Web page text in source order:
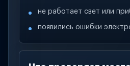
не работает свет или
появились ошибки